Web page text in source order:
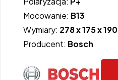
Mocowanie: B13
Wymiary: 278 x 175 x 190
Producent: Bosch